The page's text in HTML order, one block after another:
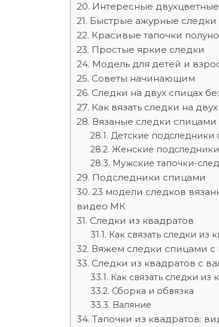
Интересные
Быстрые ажурные следки
Красивые тапочки
Простые яркие следки
Модель для детей и
Советы начинающим
Следки на двух спицах
Как вязать следки на
Вязаные следки
Детские подследники
Женские подследники
Мужские тапочки-
Подследники спицами
23 модели следков
видео МК
Следки из квадратов
Как связать следки из
Вяжем следки спицами
Следки из квадратов с
Как связать следки
Сборка и обвязка
Валяние
Тапочки из квадратов: